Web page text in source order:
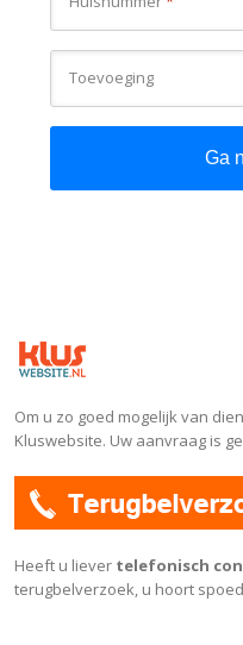
Toevoeging
Om u zo goed mogelijk van
Kluswebsite. Uw aanvraag is
Heeft u liever telefonisch
terugbelverzoek, u hoort